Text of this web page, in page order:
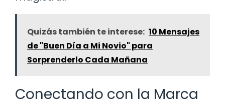
Quizás también te interese: 10 Mensajes
de "Buen Día a Mi Novio" para
Sorprenderlo Cada Mañana
Conectando con la Marca